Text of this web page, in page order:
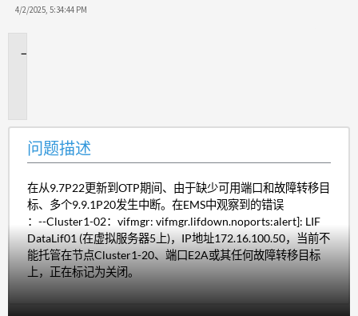
4/2/2025, 5:34:44 PM
问题描述
在从9.7P22更新到OTP期间、由于缺少可用端口和故障转移目
标、多个9.9.1P20发生中断。在EMS中观察到的错误
：--Cluster1-02：vifmgr: vifmgr.lifdown.noports:alert]: LIF
DataLif01 (在虚拟服务器5上)，IP地址172.16.100.50，当前不
能托管在节点Cluster1-20、端口E2A或其任何故障转移目标
上，正在标记为关闭。